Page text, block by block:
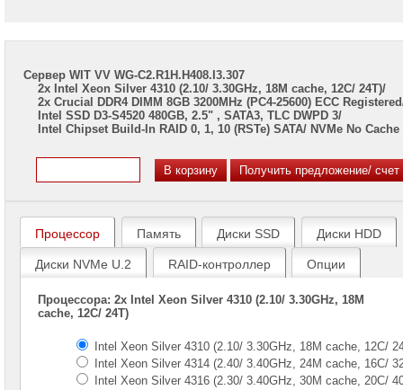
ASUS
AMD
EPYC
7003
Серверы
на
Intel
Xeon
Scalable
2/3
Серверы
Сервер WIT VV WG-C2.R1H.H408.I3.307
2x Intel Xeon Silver 4310 (2.10/ 3.30GHz, 18M cache, 12C/ 24T)/
2x Crucial DDR4 DIMM 8GB 3200MHz (PC4-25600) ECC
Intel SSD D3-S4520 480GB, 2.5" , SATA3, TLC DWPD 3/
Intel Chipset Build-In RAID 0, 1, 10 (RSTe) SATA/ NVMe No Cache
Процессор Память Диски SSD Диски HDD
Диски NVMe U.2 RAID-контроллер Опции
Процессора: 2x Intel Xeon Silver 4310 (2.10/ 3.30GHz, 18M
cache, 12C/ 24T)
Intel Xeon Silver 4310 (2.10/ 3.30GHz, 18M cache, 12C/
Intel Xeon Silver 4314 (2.40/ 3.40GHz, 24M cache, 16C/
Intel Xeon Silver 4316 (2.30/ 3.40GHz, 30M cache, 20C/